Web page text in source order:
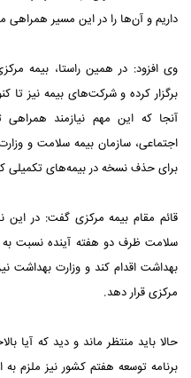
داریم و آن‌ها را در این مسیر همراهی
وی افزود: در همین راستا، بیمه
برگزار کرده و شرکت‌های بیمه نیز تا
آنجا که این مهم نیازمند
اجتماعی، سازمان بیمه سلامت و
برای حذف نسخه در بیمه‌های تکمیلی
قائم مقام بیمه مرکزی گفت: در
سلامت ظرف دو هفته آینده نسبت به
بهداشت اقدام کند و وزارت بهداشت
مرکزی قرار دهد.
حالا باید منتظر ماند و دید که آیا
برنامه توسعه هفتم کشور نیز ملزم به